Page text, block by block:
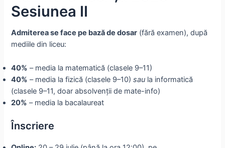
Sesiunea II
Admiterea se face pe bază de dosar (fără examen), după
mediile din liceu:
40% – media la matematică (clasele 9–11)
40% – media la fizică (clasele 9–10)sau la informatică
(clasele 9–11, doar absolvenții de mate-info)
20% – media la bacalaureat
Înscriere